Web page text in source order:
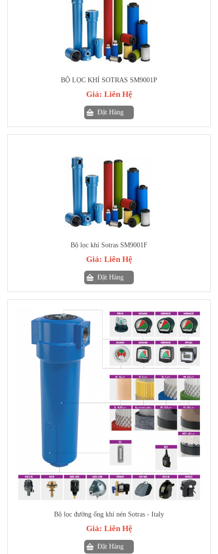
BỘ LỌC KHÍ SOTRAS SM9001P
Giá: Liên Hệ
Đặt Hàng
Bộ lọc khí Sotras SM9001F
Giá: Liên Hệ
Đặt Hàng
Bộ lọc đường ống khí nén Sotras - Italy
Giá: Liên Hệ
Đặt Hàng